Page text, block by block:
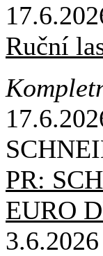
Ruční
PR:
EURO
3.6.2026